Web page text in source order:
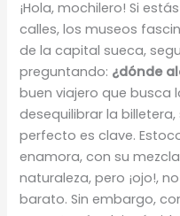
¡Hola, mochilero! Si
calles, los museos
de la capital sueca,
preguntando: ¿dónde
buen viajero que busca
desequilibrar la
perfecto es clave.
enamora, con su
naturaleza, pero ¡ojo!,
barato. Sin embargo,